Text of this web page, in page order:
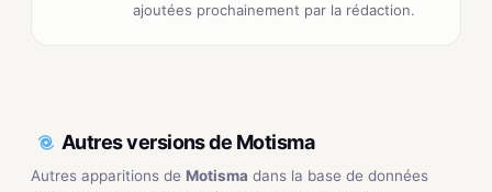
ajoutées prochainement par la rédaction.
Autres versions de Motisma
Autres apparitions de Motisma dans la base de données